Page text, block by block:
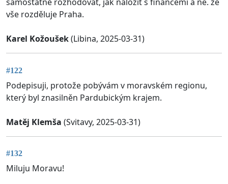
vše rozděluje Praha.
Karel Kožoušek(Libina, 2025-03-31)
#122
Podepisuji, protože pobývám v moravském regionu,
který byl znasilněn Pardubickým krajem.
Matěj Klemša (Svitavy, 2025-03-31)
#132
Miluju Moravu!